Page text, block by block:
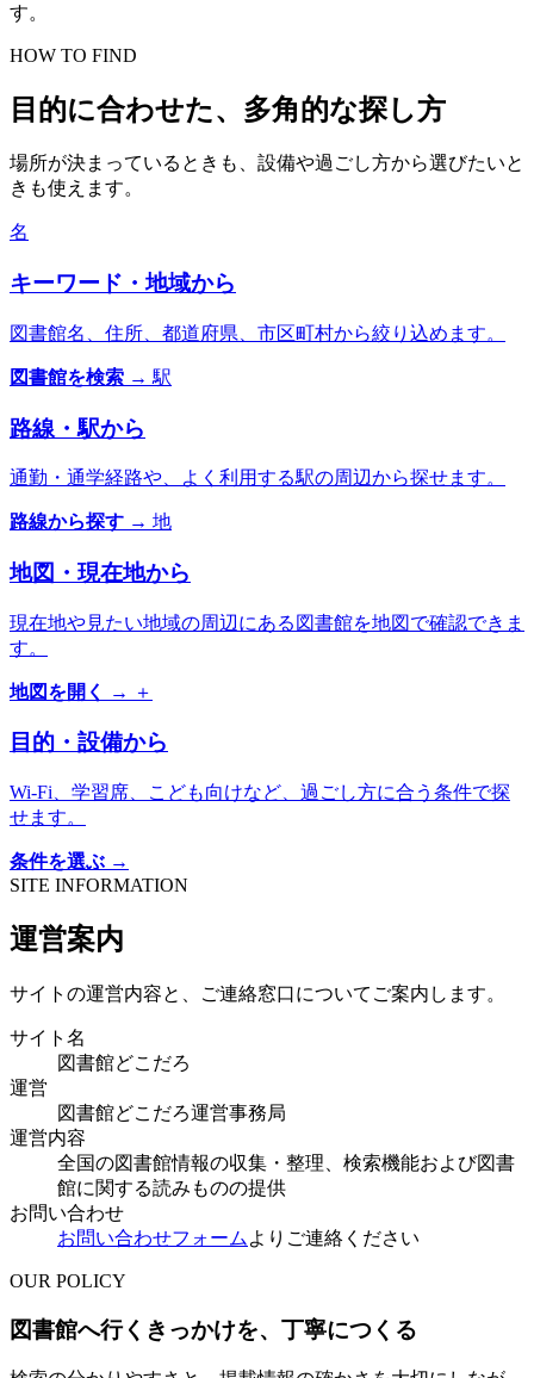
す。
HOW TO FIND
目的に合わせた、多角的な探し方
場所が決まっているときも、設備や過ごし方から選びたいと
きも使えます。
名
キーワード・地域から
図書館名、住所、都道府県、市区町村から絞り込めます。
図書館を検索 → 駅
路線・駅から
通勤・通学経路や、よく利用する駅の周辺から探せます。
路線から探す → 地
地図・現在地から
現在地や見たい地域の周辺にある図書館を地図で確認できま
す。
地図を開く → ＋
目的・設備から
Wi-Fi、学習席、こども向けなど、過ごし方に合う条件で探
せます。
条件を選ぶ →
SITE INFORMATION
運営案内
サイトの運営内容と、ご連絡窓口についてご案内します。
サイト名
図書館どこだろ
運営
図書館どこだろ運営事務局
運営内容
全国の図書館情報の収集・整理、検索機能および図書
館に関する読みものの提供
お問い合わせ
お問い合わせフォーム よりご連絡ください
OUR POLICY
図書館へ行くきっかけを、丁寧につくる